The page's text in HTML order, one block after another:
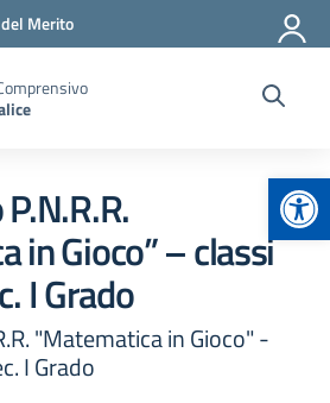
Merito
in Gioco” – classi
I Grado
"Matematica in Gioco" -
I Grado